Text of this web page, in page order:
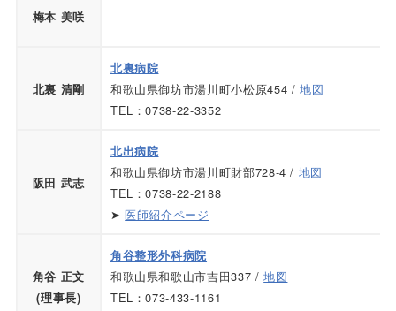
梅本 美咲
北裏 清剛
北裏病院
和歌山県御坊市湯川町小松原454 /地図
TEL：0738-22-3352
阪田 武志
北出病院
和歌山県御坊市湯川町財部728-4 / 地図
TEL：0738-22-2188
➤医師紹介ページ
角谷 正文
(理事長)
角谷整形外科病院
和歌山県和歌山市吉田337 /地図
TEL：073-433-1161